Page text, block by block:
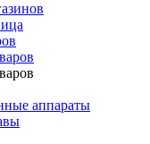
аппараты